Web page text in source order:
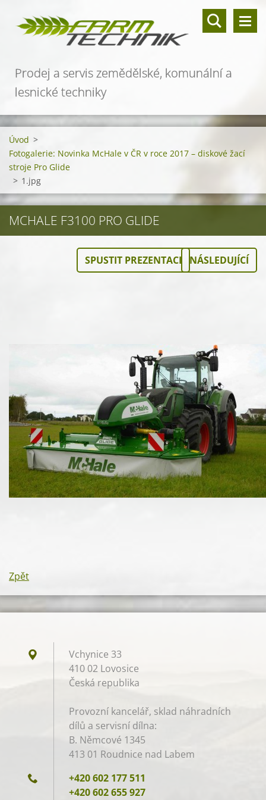
Prodej a servis zemědělské, komunální a
lesnické techniky
Úvod >
Fotogalerie: Novinka McHale v ČR v roce 2017 – diskové žací
stroje Pro Glide
> 1.jpg
MCHALE F3100 PRO GLIDE
SPUSTIT PREZENTACI NÁSLEDUJÍCÍ
Zpět
Vchynice 33
410 02 Lovosice
Česká republika
Provozní kancelář, sklad náhradních
dílů a servisní dílna:
B. Němcové 1345
413 01 Roudnice nad Labem
+420 602 177 511
+420 602 655 927